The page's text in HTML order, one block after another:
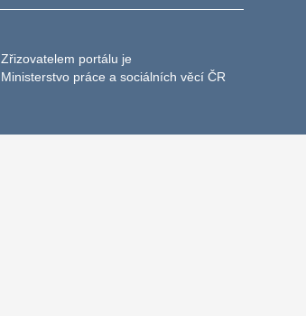
Zřizovatelem portálu je
Ministerstvo práce a sociálních věcí ČR